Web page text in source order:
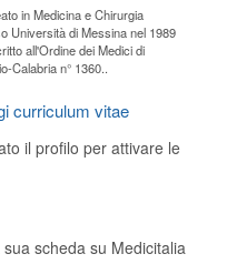
in Medicina e Chirurgia
Università di Messina nel 1989
all'Ordine dei Medici di
Calabria n° 1360..
curriculum vitae
il profilo per attivare le
scheda su Medicitalia